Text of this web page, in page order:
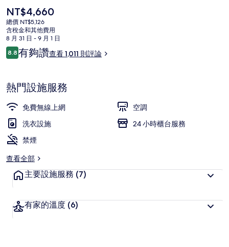
目
前
的
價
格
是
NT$4,660
總價 NT$5,126
含稅金和其他費用
8 月 31 日 - 9 月 1 日
評
論
8.88.8 分，滿分 10 分，
有夠讚查看 1,011 則評論
熱門設施服務
免費無線上網
空調
洗衣設施
24 小時櫃台服務
禁煙
查看全部
主要設施服務 (7)
有家的溫度 (6)